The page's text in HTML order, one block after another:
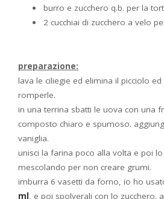
burro e zucchero q.b. per la
2 cucchiai di zucchero a velo
preparazione:
lava le ciliegie ed elimina il picciolo
romperle.
in una terrina sbatti le uova con una
composto chiaro e spumoso.
vaniglia.
unisci la farina poco alla volta e poi
mescolando per non creare grumi.
imburra 6 vasetti da forno, io ho
ml, e poi spolverali con lo zucchero.